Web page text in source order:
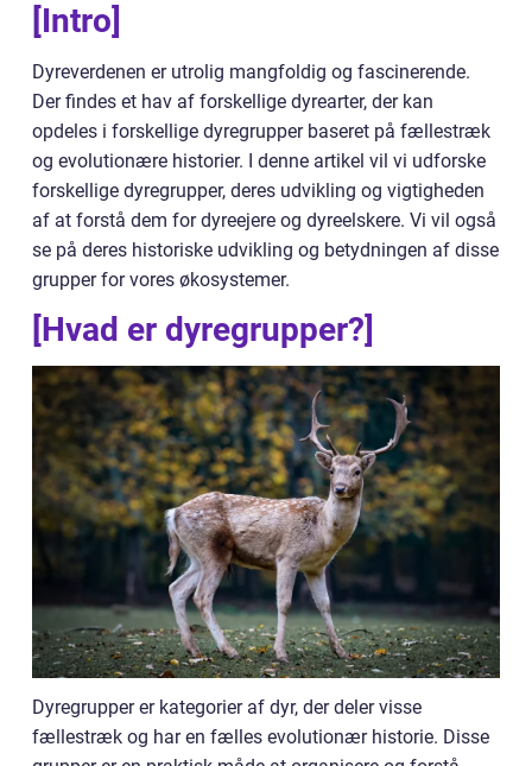
[Intro]
Dyreverdenen er utrolig mangfoldig og fascinerende.
Der findes et hav af forskellige dyrearter, der kan
opdeles i forskellige dyregrupper baseret på fællestræk
og evolutionære historier. I denne artikel vil vi udforske
forskellige dyregrupper, deres udvikling og vigtigheden
af at forstå dem for dyreejere og dyreelskere. Vi vil også
se på deres historiske udvikling og betydningen af disse
grupper for vores økosystemer.
[Hvad er dyregrupper?]
Dyregrupper er kategorier af dyr, der deler visse
fællestræk og har en fælles evolutionær historie. Disse